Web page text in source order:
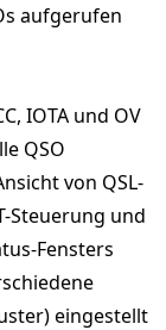
aufgerufen
IOTA und OV
QSO
von QSL-
Steuerung und
Fensters
eingestellt